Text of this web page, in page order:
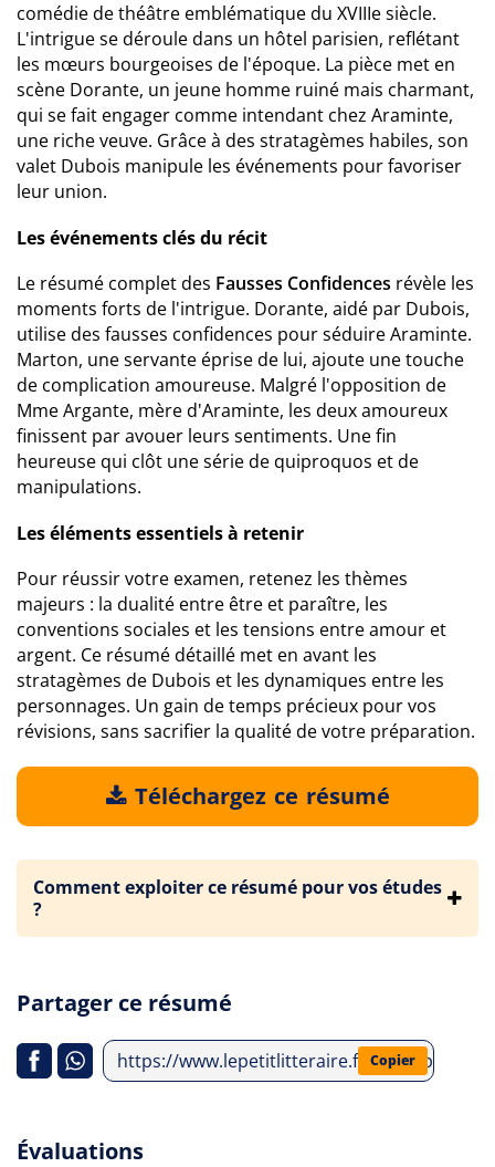
comédie de théâtre emblématique du XVIIIe siècle.
L'intrigue se déroule dans un hôtel parisien, reflétant
les mœurs bourgeoises de l'époque. La pièce met en
scène Dorante, un jeune homme ruiné mais charmant,
qui se fait engager comme intendant chez Araminte,
une riche veuve. Grâce à des stratagèmes habiles, son
valet Dubois manipule les événements pour favoriser
leur union.
Les événements clés du récit
Le résumé complet des Fausses Confidences révèle les
moments forts de l'intrigue. Dorante, aidé par Dubois,
utilise des fausses confidences pour séduire Araminte.
Marton, une servante éprise de lui, ajoute une touche
de complication amoureuse. Malgré l'opposition de
Mme Argante, mère d'Araminte, les deux amoureux
finissent par avouer leurs sentiments. Une fin
heureuse qui clôt une série de quiproquos et de
manipulations.
Les éléments essentiels à retenir
Pour réussir votre examen, retenez les thèmes
majeurs : la dualité entre être et paraître, les
conventions sociales et les tensions entre amour et
argent. Ce résumé détaillé met en avant les
stratagèmes de Dubois et les dynamiques entre les
personnages. Un gain de temps précieux pour vos
révisions, sans sacrifier la qualité de votre préparation.
Téléchargez ce résumé
Comment exploiter ce résumé pour vos études
?
Partager ce résumé
https://www.lepetitlitteraire.fr/index.php/
Copier
Évaluations